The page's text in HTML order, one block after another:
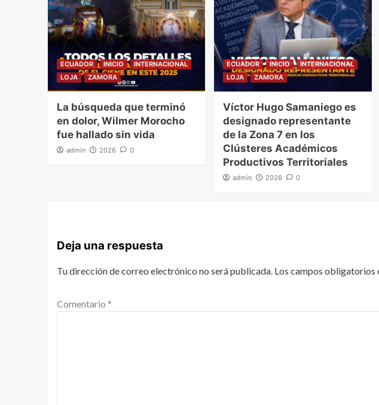
ECUADOR INICIO
INTERNACIONAL
LOJA
ZAMORA
La búsqueda que terminó
en dolor, Wilmer Morocho
fue hallado sin vida
admin 2026 0
ECUADOR INICIO
INTERNACIONAL
LOJA
ZAMORA
Víctor Hugo Samaniego es
designado representante
de la Zona 7 en los
Clústeres Académicos
Productivos Territoriales
admin 2026 0
Deja una respuesta
Tu dirección de correo electrónico no será publicada. Los campos obligatorios
Comentario *